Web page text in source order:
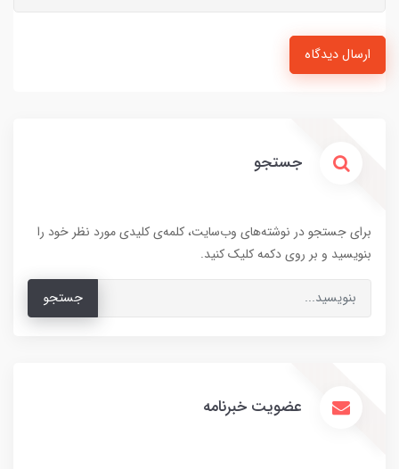
ارسال دیدگاه
جستجو
برای جستجو در نوشته‌های وب‌سایت، کلمه‌ی کلیدی مورد نظر خود را
بنویسید و بر روی دکمه کلیک کنید.
جستجو
عضویت خبرنامه